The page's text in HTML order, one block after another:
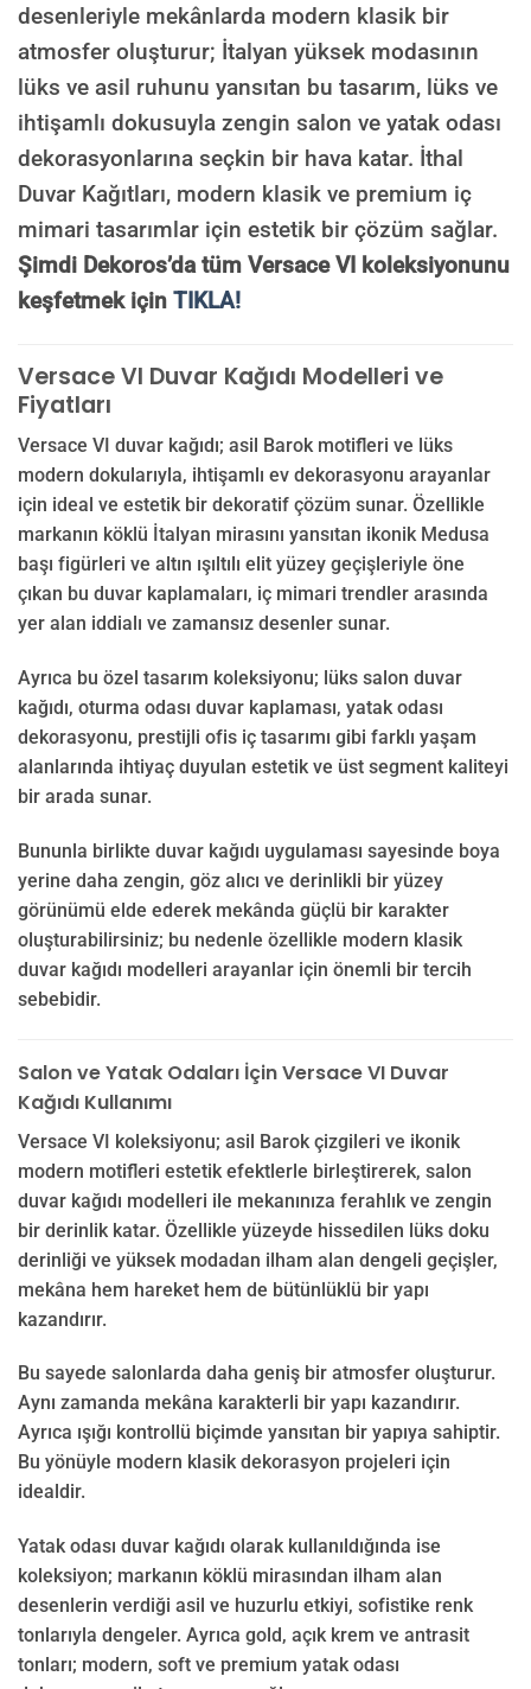
desenleriyle mekânlarda modern klasik bir
atmosfer oluşturur; İtalyan yüksek modasının
lüks ve asil ruhunu yansıtan bu tasarım, lüks ve
ihtişamlı dokusuyla zengin salon ve yatak odası
dekorasyonlarına seçkin bir hava katar. İthal
Duvar Kağıtları, modern klasik ve premium iç
mimari tasarımlar için estetik bir çözüm sağlar.
Şimdi Dekoros’da tüm Versace VI koleksiyonunu
keşfetmek için TIKLA!
Versace VI Duvar Kağıdı Modelleri ve
Fiyatları
Versace VI duvar kağıdı; asil Barok motifleri ve lüks
modern dokularıyla, ihtişamlı ev dekorasyonu arayanlar
için ideal ve estetik bir dekoratif çözüm sunar. Özellikle
markanın köklü İtalyan mirasını yansıtan ikonik Medusa
başı figürleri ve altın ışıltılı elit yüzey geçişleriyle öne
çıkan bu duvar kaplamaları, iç mimari trendler arasında
yer alan iddialı ve zamansız desenler sunar.
Ayrıca bu özel tasarım koleksiyonu; lüks salon duvar
kağıdı, oturma odası duvar kaplaması, yatak odası
dekorasyonu, prestijli ofis iç tasarımı gibi farklı yaşam
alanlarında ihtiyaç duyulan estetik ve üst segment kaliteyi
bir arada sunar.
Bununla birlikte duvar kağıdı uygulaması sayesinde boya
yerine daha zengin, göz alıcı ve derinlikli bir yüzey
görünümü elde ederek mekânda güçlü bir karakter
oluşturabilirsiniz; bu nedenle özellikle modern klasik
duvar kağıdı modelleri arayanlar için önemli bir tercih
sebebidir.
Salon ve Yatak Odaları İçin Versace VI Duvar
Kağıdı Kullanımı
Versace VI koleksiyonu; asil Barok çizgileri ve ikonik
modern motifleri estetik efektlerle birleştirerek, salon
duvar kağıdı modelleri ile mekanınıza ferahlık ve zengin
bir derinlik katar. Özellikle yüzeyde hissedilen lüks doku
derinliği ve yüksek modadan ilham alan dengeli geçişler,
mekâna hem hareket hem de bütünlüklü bir yapı
kazandırır.
Bu sayede salonlarda daha geniş bir atmosfer oluşturur.
Aynı zamanda mekâna karakterli bir yapı kazandırır.
Ayrıca ışığı kontrollü biçimde yansıtan bir yapıya sahiptir.
Bu yönüyle modern klasik dekorasyon projeleri için
idealdir.
Yatak odası duvar kağıdı olarak kullanıldığında ise
koleksiyon; markanın köklü mirasından ilham alan
desenlerin verdiği asil ve huzurlu etkiyi, sofistike renk
tonlarıyla dengeler. Ayrıca gold, açık krem ve antrasit
tonları; modern, soft ve premium yatak odası